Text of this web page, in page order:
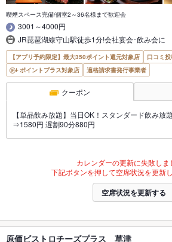
喫煙スペース完備/個室2～36名様まで歓迎会
3001～4000円
JR琵琶湖線守山駅徒歩1分!会社宴会･飲み会に
【アプリ予約限定】最大350ポイント還元対象店
口コミ
ポイントプラス対象店
適格請求書発行事業者
クーポン
【単品飲み放題】当日OK！スタンダード飲み放
⇒1580円 遅割90分880円
カレンダーの更新に失敗しま
下記ボタンを押して空席状況を更新し
空席状況を更新する
原価ビストロチーズプラス 草津